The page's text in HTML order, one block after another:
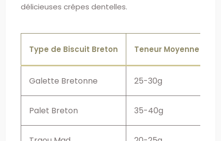
délicieuses crêpes dentelles.
Type de Biscuit Breton Teneur Moyenne en
Galette Bretonne 25-30g
Palet Breton 35-40g